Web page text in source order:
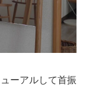
ーアルして首振